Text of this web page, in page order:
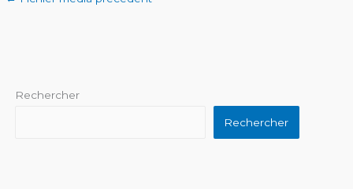
Rechercher
Rechercher